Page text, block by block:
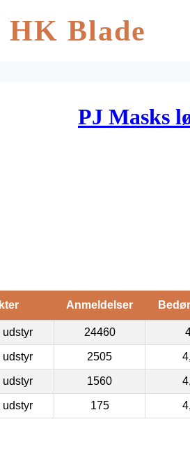
HK Blade
PJ Masks
Anmeldelser
24460
2505
1560
175